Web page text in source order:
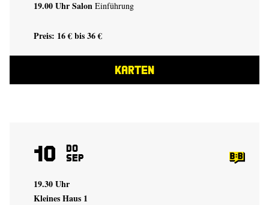
19.00 UhrSalon Einführung
Preis: 16 € bis 36 €
KARTEN
10 Do
Sep
19.30 Uhr
Kleines Haus 1